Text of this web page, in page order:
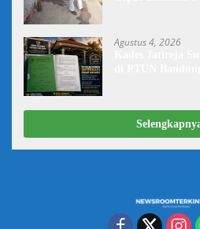
Agustus 4, 2026